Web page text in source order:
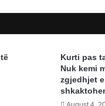
Kurti pas
Nuk kemi
zgjedhjet